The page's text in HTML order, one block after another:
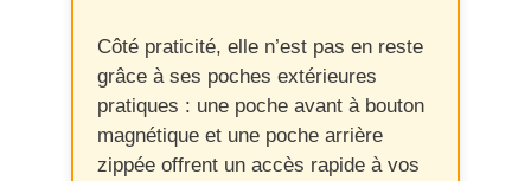
Côté praticité, elle n’est pas en reste
grâce à ses poches extérieures
pratiques : une poche avant à bouton
magnétique et une poche arrière
zippée offrent un accès rapide à vos